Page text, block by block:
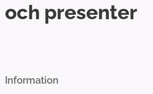
och presenter
Information